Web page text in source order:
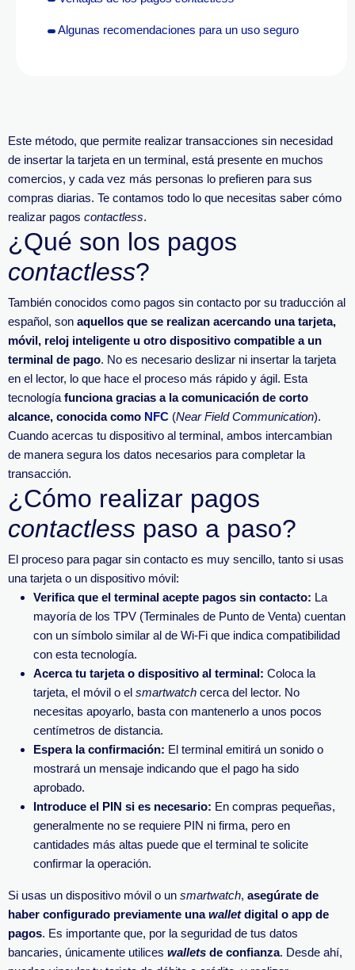
Algunas recomendaciones para un uso seguro
Este método, que permite realizar transacciones sin necesidad
de insertar la tarjeta en un terminal, está presente en muchos
comercios, y cada vez más personas lo prefieren para sus
compras diarias. Te contamos todo lo que necesitas saber cómo
realizar pagos contactless.
¿Qué son los pagos
contactless?
También conocidos como pagos sin contacto por su traducción al
español, son aquellos que se realizan acercando una tarjeta,
móvil, reloj inteligente u otro dispositivo compatible a un
terminal de pago. No es necesario deslizar ni insertar la tarjeta
en el lector, lo que hace el proceso más rápido y ágil. Esta
tecnología funciona gracias a la comunicación de corto
alcance, conocida como NFC (Near Field Communication).
Cuando acercas tu dispositivo al terminal, ambos intercambian
de manera segura los datos necesarios para completar la
transacción.
¿Cómo realizar pagos
contactless paso a paso?
El proceso para pagar sin contacto es muy sencillo, tanto si usas
una tarjeta o un dispositivo móvil:
Verifica que el terminal acepte pagos sin contacto: La
mayoría de los TPV (Terminales de Punto de Venta) cuentan
con un símbolo similar al de Wi-Fi que indica compatibilidad
con esta tecnología.
Acerca tu tarjeta o dispositivo al terminal: Coloca la
tarjeta, el móvil o el smartwatch cerca del lector. No
necesitas apoyarlo, basta con mantenerlo a unos pocos
centímetros de distancia.
Espera la confirmación: El terminal emitirá un sonido o
mostrará un mensaje indicando que el pago ha sido
aprobado.
Introduce el PIN si es necesario: En compras pequeñas,
generalmente no se requiere PIN ni firma, pero en
cantidades más altas puede que el terminal te solicite
confirmar la operación.
Si usas un dispositivo móvil o un smartwatch, asegúrate de
haber configurado previamente unawalletdigital o app de
pagos. Es importante que, por la seguridad de tus datos
bancaries, únicamente utilices wallets de confianza. Desde ahí,